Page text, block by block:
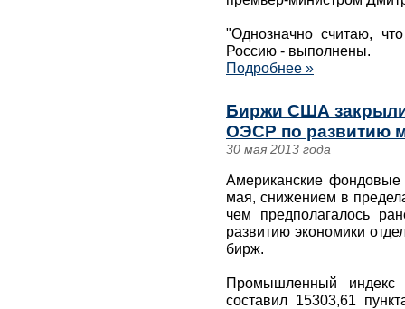
"Однозначно считаю,
Россию - выполнены.
Подробнее »
Биржи США
ОЭСР по развитию
30 мая 2013 года
Американские
мая, снижением в
чем предполагалось
развитию экономики
бирж.
Промышленный
составил 15303,61